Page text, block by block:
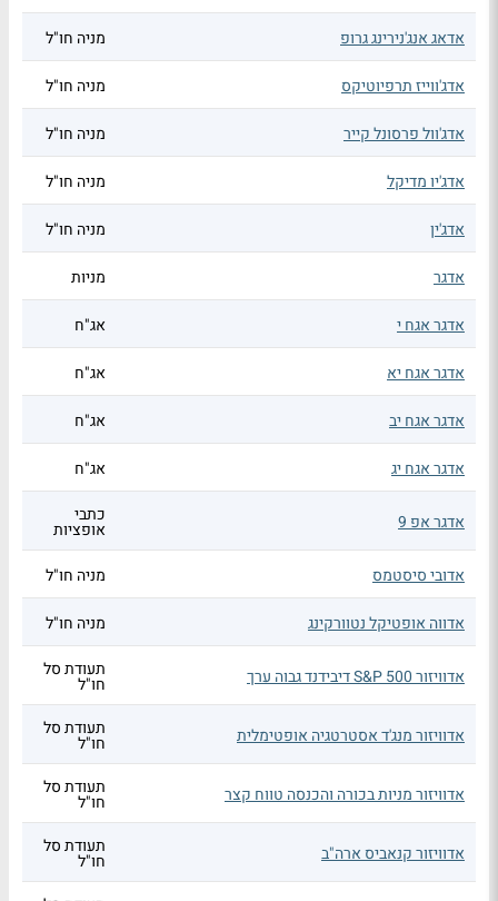
אדאג אנג'נירינג גרופ מניה חו"ל
אדג'ווייז תרפיוטיקס מניה חו"ל
אדג'וול פרסונל קייר מניה חו"ל
אדג'יו מדיקל מניה חו"ל
אדג'ין מניה חו"ל
אדגר מניות
אדגר אגח י אג"ח
אדגר אגח יא אג"ח
אדגר אגח יב אג"ח
אדגר אגח יג אג"ח
אדגר אפ 9 כתבי
אופציות
אדובי סיסטמס
מניה חו"ל
אדווה אופטיקל נטוורקינג מניה חו"ל
אדוויזור S&P 500 דיבידנד גבוה ערך תעודת סל
חו"ל
אדוויזור מנג'ד אסטרטגיה אופטימלית תעודת סל
חו"ל
אדוויזור מניות בכורה והכנסה טווח קצר תעודת סל
חו"ל
אדוויזור קנאביס ארה"ב תעודת סל
חו"ל